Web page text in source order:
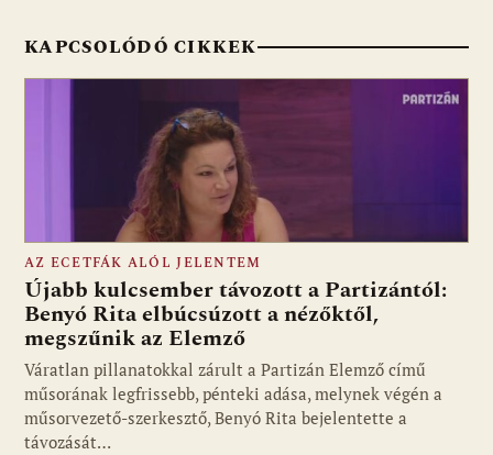
KAPCSOLÓDÓ CIKKEK
Fotó: media1.hu
AZ ECETFÁK ALÓL JELENTEM
Újabb kulcsember távozott a Partizántól:
Benyó Rita elbúcsúzott a nézőktől,
megszűnik az Elemző
Váratlan pillanatokkal zárult a Partizán Elemző című
műsorának legfrissebb, pénteki adása, melynek végén a
műsorvezető-szerkesztő, Benyó Rita bejelentette a
távozását…